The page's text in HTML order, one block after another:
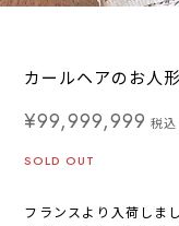
カールヘアのお人
¥99,999,999 税込
SOLD OUT
フランスより入荷しま